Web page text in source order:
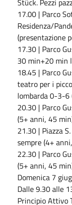
17.00 | Parco
Residenza/
(presentazione
17.30 | Parco
30 min+20 min
18.45 | Parco
teatro per i
lombarda 0-3-6
20.30 | Parco
(5+ anni, 45
21.30 | Piazza
sempre (4+
22.30 | Parco
(5+ anni, 45
Domenica 7
Dalle 9.30 alle
Principio Attivo